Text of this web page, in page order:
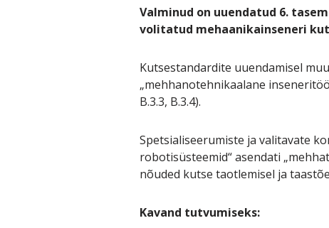
Valminud on uuendatud 6.
volitatud mehaanikainseneri
Kutsestandardite uuendamisel
„mehhanotehnikaalane
B.3.3, B.3.4).
Spetsialiseerumiste ja valitavate
robotisüsteemid“ asendati
nõuded kutse taotlemisel ja
Kavand tutvumiseks: